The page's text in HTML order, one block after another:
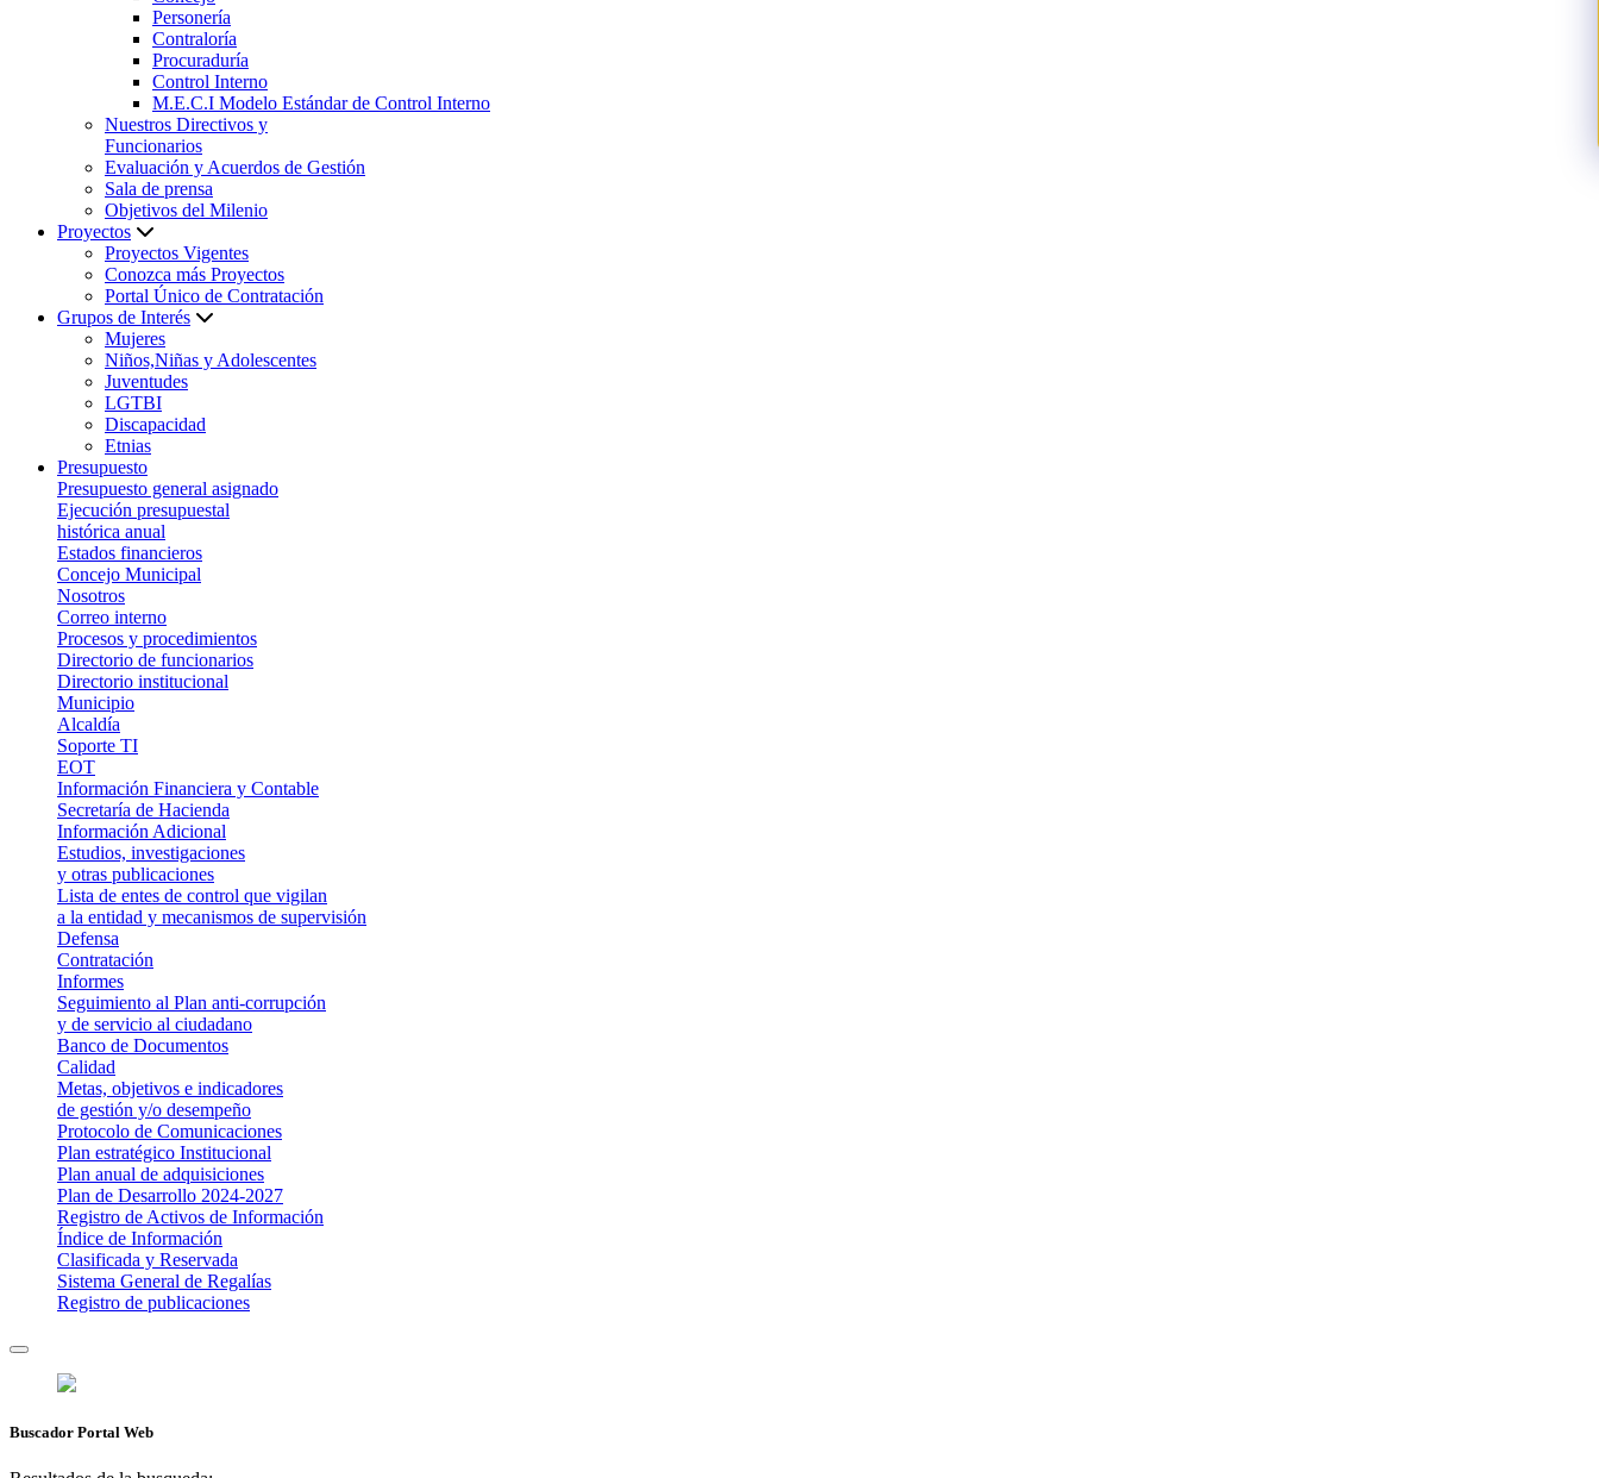
Personería
Contraloría
Procuraduría
Control Interno
M.E.C.I Modelo Estándar de Control Interno
Nuestros Directivos y
Funcionarios
Evaluación y Acuerdos de Gestión
Sala de prensa
Objetivos del Milenio
Proyectos
Proyectos Vigentes
Conozca más Proyectos
Portal Único de Contratación
Grupos de Interés
Mujeres
Niños,Niñas y Adolescentes
Juventudes
LGTBI
Discapacidad
Etnias
Presupuesto
Presupuesto general asignado
Ejecución presupuestal
histórica anual
Estados financieros
Concejo Municipal
Nosotros
Correo interno
Procesos y procedimientos
Directorio de funcionarios
Directorio institucional
Municipio
Alcaldía
Soporte TI
EOT
Información Financiera y Contable
Secretaría de Hacienda
Información Adicional
Estudios, investigaciones
y otras publicaciones
Lista de entes de control que vigilan
a la entidad y mecanismos de supervisión
Defensa
Contratación
Informes
Seguimiento al Plan anti-corrupción
y de servicio al ciudadano
Banco de Documentos
Calidad
Metas, objetivos e indicadores
de gestión y/o desempeño
Protocolo de Comunicaciones
Plan estratégico Institucional
Plan anual de adquisiciones
Plan de Desarrollo 2024-2027
​Registro de Activos de Información​​
Índice de Información
Clasificada y Reservada
Sistema General de Regalías
Registro de publicaciones
Buscador Portal Web